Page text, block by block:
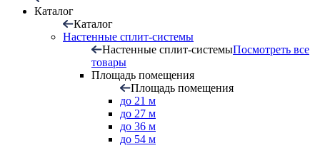
Каталог
Каталог
Настенные сплит-системы
Настенные сплит-системыПосмотреть все
товары
Площадь помещения
Площадь помещения
до 21 м
до 27 м
до 36 м
до 54 м